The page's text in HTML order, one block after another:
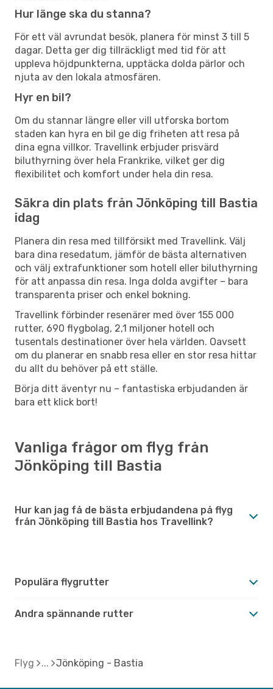
Hur länge ska du stanna?
För ett väl avrundat besök, planera för minst 3 till 5
dagar. Detta ger dig tillräckligt med tid för att
uppleva höjdpunkterna, upptäcka dolda pärlor och
njuta av den lokala atmosfären.
Hyr en bil?
Om du stannar längre eller vill utforska bortom
staden kan hyra en bil ge dig friheten att resa på
dina egna villkor. Travellink erbjuder prisvärd
biluthyrning över hela Frankrike, vilket ger dig
flexibilitet och komfort under hela din resa.
Säkra din plats från Jönköping till Bastia
idag
Planera din resa med tillförsikt med Travellink. Välj
bara dina resedatum, jämför de bästa alternativen
och välj extrafunktioner som hotell eller biluthyrning
för att anpassa din resa. Inga dolda avgifter – bara
transparenta priser och enkel bokning.
Travellink förbinder resenärer med över 155 000
rutter, 690 flygbolag, 2,1 miljoner hotell och
tusentals destinationer över hela världen. Oavsett
om du planerar en snabb resa eller en stor resa hittar
du allt du behöver på ett ställe.
Börja ditt äventyr nu – fantastiska erbjudanden är
bara ett klick bort!
Vanliga frågor om flyg från
Jönköping till Bastia
Hur kan jag få de bästa erbjudandena på flyg
från Jönköping till Bastia hos Travellink?
Populära flygrutter
Andra spännande rutter
Flyg Jönköping - Bastia